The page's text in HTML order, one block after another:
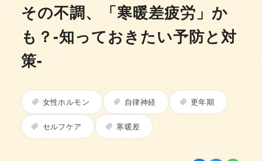
その不調、「寒暖差疲労」か
も？-知っておきたい予防と対
策-
女性ホルモン 自律神経 更年期
セルフケア 寒暖差